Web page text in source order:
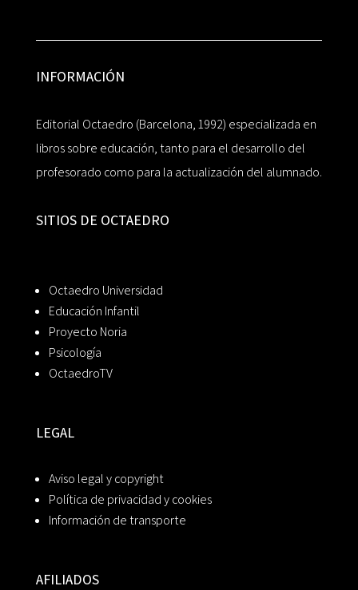
INFORMACIÓN
Editorial Octaedro (Barcelona, 1992) especializada en
libros sobre educación, tanto para el desarrollo del
profesorado como para la actualización del alumnado.
SITIOS DE OCTAEDRO
Octaedro Universidad
Educación Infantil
Proyecto Noria
Psicología
OctaedroTV
LEGAL
Aviso legal y copyright
Política de privacidad y cookies
Información de transporte
AFILIADOS